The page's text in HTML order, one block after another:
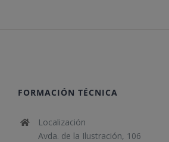
FORMACIÓN TÉCNICA
Localización
Avda. de la Ilustración, 106